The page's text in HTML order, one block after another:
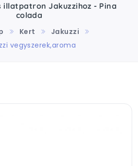
illatpatron Jakuzzihoz - Pina
colada
Kert
Jakuzzi
vegyszerek,aroma